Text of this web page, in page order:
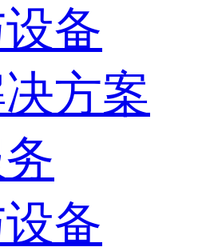
备
方案
备